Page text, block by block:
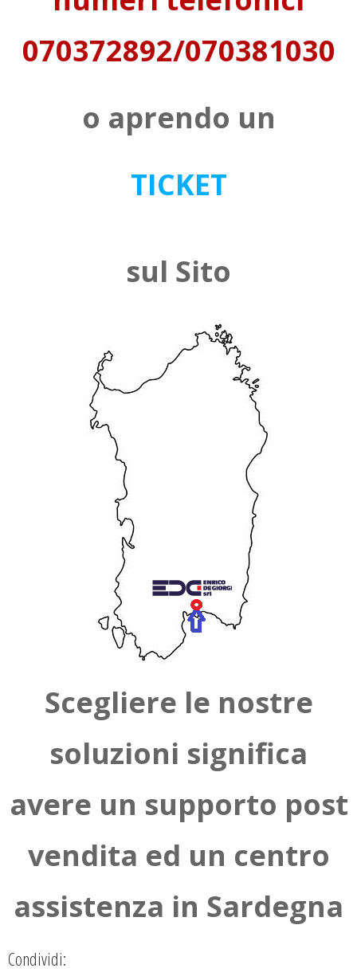
070372892/070381030
o aprendo un
TICKET
sul Sito
Scegliere le nostre
soluzioni significa
avere un supporto post
vendita ed un centro
assistenza in Sardegna
Condividi: